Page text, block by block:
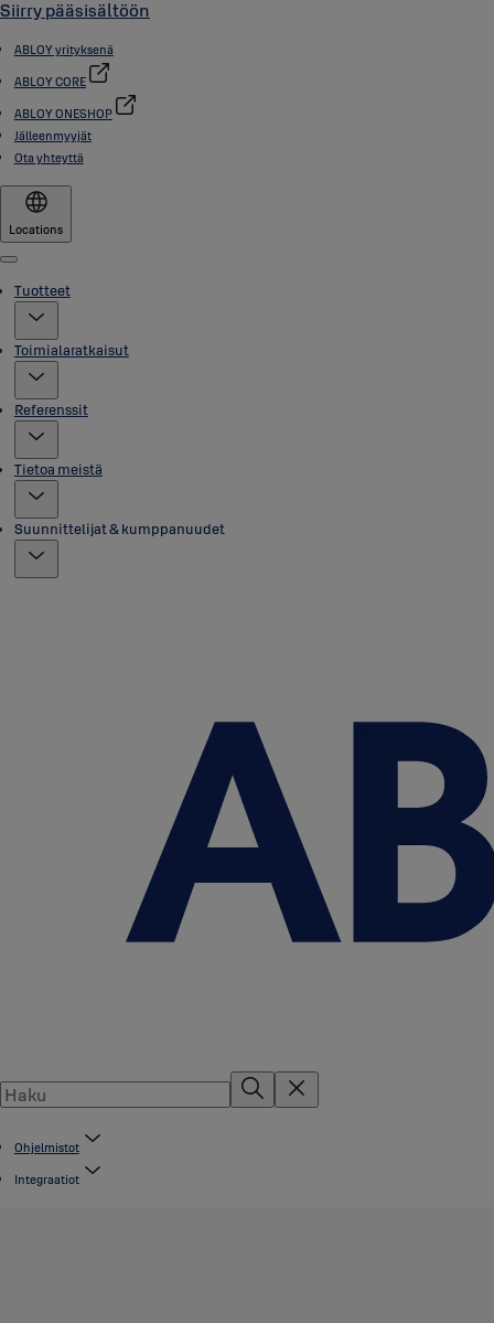
Siirry pääsisältöön
ABLOY yrityksenä
ABLOY CORE
ABLOY ONESHOP
Jälleenmyyjät
Ota yhteyttä
Locations
Menu
Tuotteet
Toimialaratkaisut
Referenssit
Tietoa meistä
Suunnittelijat & kumppanuudet
Ohjelmistot
Integraatiot